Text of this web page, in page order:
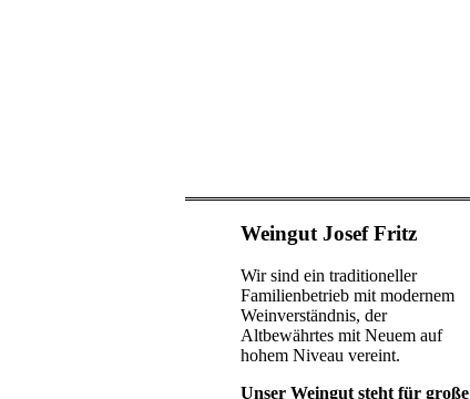
Weingut Josef Fritz
Wir sind ein traditioneller
Familienbetrieb mit modernem
Weinverständnis, der
Altbewährtes mit Neuem auf
hohem Niveau vereint.
Unser Weingut steht für große